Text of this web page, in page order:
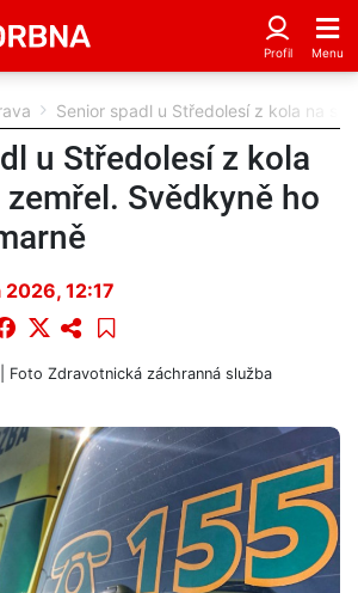
Senior spadl u Středolesí z kola na
u Středolesí z kola
Svědkyně ho
12:17
| Foto Zdravotnická záchranná služba